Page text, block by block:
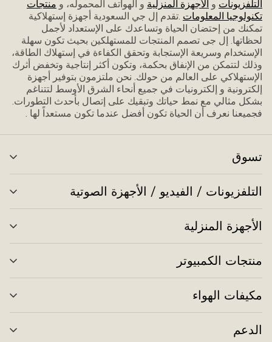
التلفزيونات و الأجهزة المنزلية و الهواتف المحموله، و منتجات
تكنولوجيا المعلومات .تقدم إل جي السعودية أجهزة إستهلاكية
تمكنك من إحتضان الحياة وتساعدك على الإستعداد ﻷجمل
لحظاتها. إل جى تصمم المنتجات للمستهلكين بحيث تكون سهلة
الإستخدام وسريعة الإستجابة وتحقق الكفاءة في إستهلاك الطاقة،
وذلك لتتمكن من الإنفاق بحكمة، وتكون أكثر إنتاجية وتخفض أثرك
الإستهلاكي على العالم من حولك. نحن ملتزمون بتوفير أجهزة
إلكترونية و إلكترونيات في جميع أنحاء الشرق الأوسط لتتناغم
بشكل مثالي مع نمط حياتك وتبقيك على إتصال بأحدث التطورات.
فجميعنا نعرف أن الحياة تكون أفضل عندما تكون مستعداً لها .
تسوق
التلفزيونات / الفيديو / الأجهزة الصوتية
الأجهزة المنزلية
منتجات الكمبيوتر
مكيفات الهواء
الدعم